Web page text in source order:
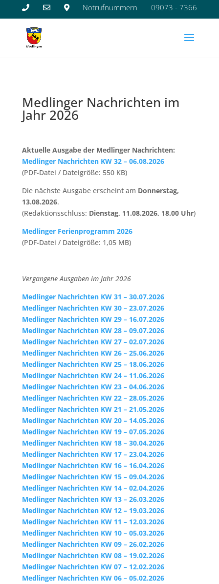
Notrufnummern 09073 - 7366
Medlinger Nachrichten im
Jahr 2026
Aktuelle Ausgabe der Medlinger Nachrichten:
Medlinger Nachrichten KW 32 – 06.08.2026
(PDF-Datei / Dateigröße: 550 KB)
Die nächste Ausgabe erscheint am Donnerstag,
13.08.2026.
(Redaktionsschluss: Dienstag, 11.08.2026, 18.00 Uhr)
Medlinger Ferienprogramm 2026
(PDF-Datei / Dateigröße: 1,05 MB)
Vergangene Ausgaben im Jahr 2026
Medlinger Nachrichten KW 31 – 30.07.2026
Medlinger Nachrichten KW 30 – 23.07.2026
Medlinger Nachrichten KW 29 – 16.07.2026
Medlinger Nachrichten KW 28 – 09.07.2026
Medlinger Nachrichten KW 27 – 02.07.2026
Medlinger Nachrichten KW 26 – 25.06.2026
Medlinger Nachrichten KW 25 – 18.06.2026
Medlinger Nachrichten KW 24 – 11.06.2026
Medlinger Nachrichten KW 23 – 04.06.2026
Medlinger Nachrichten KW 22 – 28.05.2026
Medlinger Nachrichten KW 21 – 21.05.2026
Medlinger Nachrichten KW 20 – 14.05.2026
Medlinger Nachrichten KW 19 – 07.05.2026
Medlinger Nachrichten KW 18 – 30.04.2026
Medlinger Nachrichten KW 17 – 23.04.2026
Medlinger Nachrichten KW 16 – 16.04.2026
Medlinger Nachrichten KW 15 – 09.04.2026
Medlinger Nachrichten KW 14 – 02.04.2026
Medlinger Nachrichten KW 13 – 26.03.2026
Medlinger Nachrichten KW 12 – 19.03.2026
Medlinger Nachrichten KW 11 – 12.03.2026
Medlinger Nachrichten KW 10 – 05.03.2026
Medlinger Nachrichten KW 09 – 26.02.2026
Medlinger Nachrichten KW 08 – 19.02.2026
Medlinger Nachrichten KW 07 – 12.02.2026
Medlinger Nachrichten KW 06 – 05.02.2026